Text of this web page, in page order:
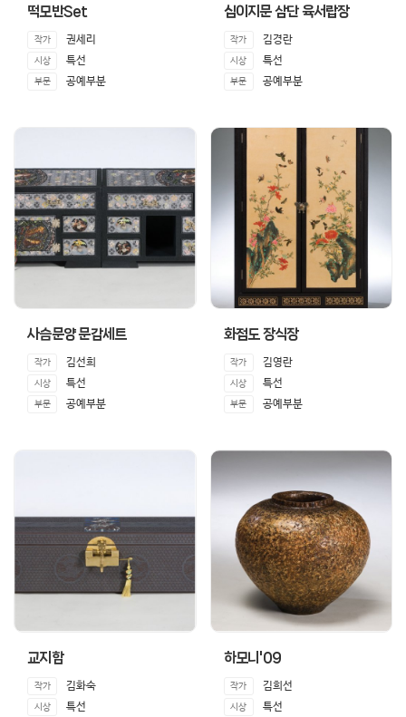
떡모반Set
작가 권세리
시상 특선
부문 공예부분
십이지문 삼단 육서랍장
작가 김경란
시상 특선
부문 공예부분
사슴문양 문갑세트
작가 김선희
시상 특선
부문 공예부분
화접도 장식장
작가 김영란
시상 특선
부문 공예부분
교지함
작가 김화숙
시상 특선
하모니'09
작가 김희선
시상 특선